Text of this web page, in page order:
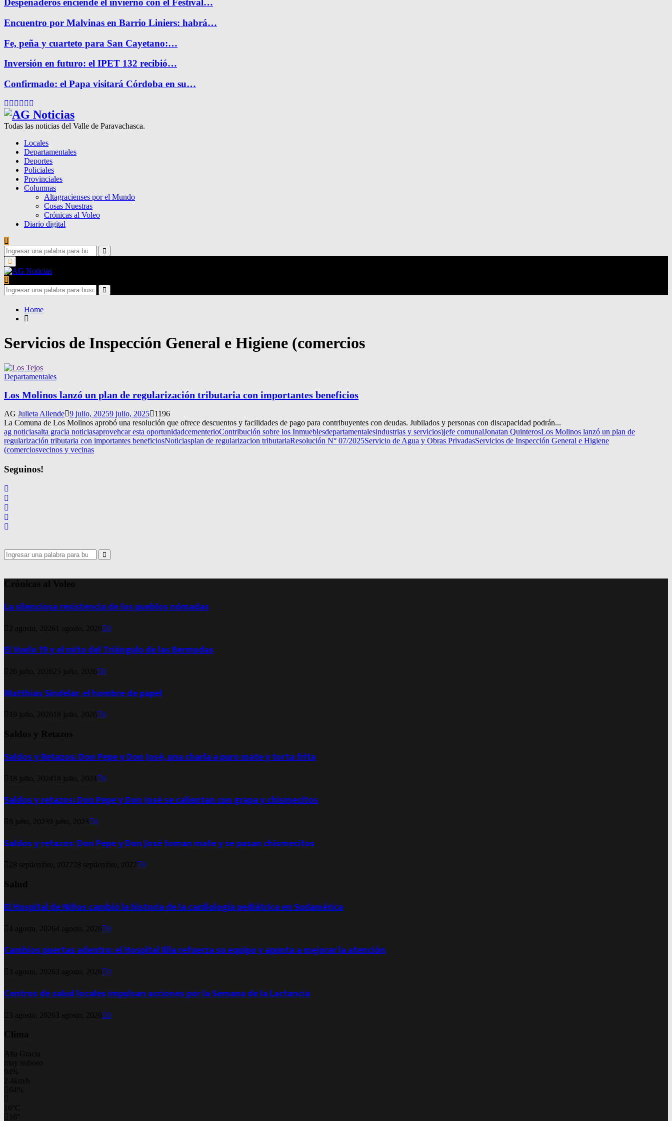
Despeñaderos enciende el invierno con el Festival…
Encuentro por Malvinas en Barrio Liniers: habrá…
Fe, peña y cuarteto para San Cayetano:…
Inversión en futuro: el IPET 132 recibió…
Confirmado: el Papa visitará Córdoba en su…
Facebook
Twitter
Instagram
Pinterest
Google
Todas las noticias del Valle de Paravachasca.
Locales
Departamentales
Deportes
Policiales
Provinciales
Columnas
Altagracienses por el Mundo
Cosas Nuestras
Crónicas al Voleo
Diario digital
Search
for:
Search
Primary
Menu
Search
for:
Search
Home
Servicios de Inspección General e Higiene (comercios
Departamentales
Los Molinos lanzó un plan de regularización tributaria con importantes beneficios
AG Julieta Allende 9 julio, 20259 julio, 2025
1196
La Comuna de Los Molinos aprobó una resolución que ofrece descuentos y facilidades de pago para contribuyentes con deudas. Jubilados y personas con discapacidad podrán...
ag noticiasalta gracia noticiasaprovehcar esta oportunidadcementerioContribución sobre los Inmueblesdepartamentalesindustrias y servicios)jefe comunalJonatan QuinterosLos Molinos lanzó un plan de
regularización tributaria con importantes beneficiosNoticiasplan de regularizacion tributariaResolución N° 07/2025Servicio de Agua y Obras PrivadasServicios de Inspección General e Higiene
(comerciosvecinos y vecinas
Seguinos!
Search
for:
Search
Crónicas al Voleo
La silenciosa resistencia de los pueblos nómadas
2 agosto, 2026 1 agosto, 2026 0
El Vuelo 19 y el mito del Triángulo de las Bermudas
26 julio, 2026 25 julio, 2026 0
Matthias Sindelar, el hombre de papel
19 julio, 2026 18 julio, 2026 0
Saldos y Retazos
Saldos y Retazos: Don Pepe y Don José, una charla a puro mate y torta frita
18 julio, 2024 18 julio, 2024 0
Saldos y retazos: Don Pepe y Don José se calientan con grapa y chismecitos
9 julio, 20239 julio, 2023 0
Saldos y retazos: Don Pepe y Don José toman mate y se pasan chismecitos
28 septiembre, 202228 septiembre, 2022 0
Salud
El Hospital de Niños cambió la historia de la cardiología pediátrica en Sudamérica
4 agosto, 20264 agosto, 2026 0
Cambios puertas adentro: el Hospital Illia refuerza su equipo y apunta a mejorar la atención
3 agosto, 2026 3 agosto, 2026 0
Centros de salud locales impulsan acciones por la Semana de la Lactancia
3 agosto, 2026 3 agosto, 2026 0
Clima
Alta Gracia
muy nuboso
94%
2.4km/h
64%
16 C
16